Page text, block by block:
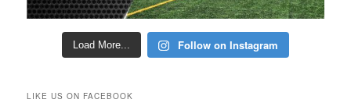
Load More... Follow on Instagram
LIKE US ON FACEBOOK